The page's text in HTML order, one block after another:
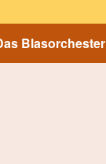
Blasorchester